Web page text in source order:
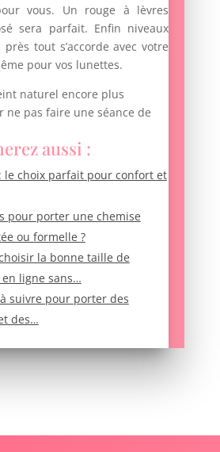
vous. Un rouge à lèvres
sera parfait. Enfin niveaux
tout s’accorde avec votre
pour vos lunettes.
naturel encore plus
ne pas faire une séance de
aussi :
le choix parfait pour confort et
pour porter une chemise
ou formelle ?
la bonne taille de
ligne sans…
suivre pour porter des
des…